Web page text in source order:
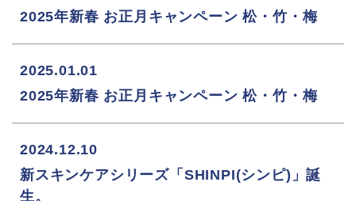
2025年新春 お正月キャンペーン 松・竹・梅
2025.01.01
2025年新春 お正月キャンペーン 松・竹・梅
2024.12.10
新スキンケアシリーズ「SHINPI(シンピ)」誕
生。